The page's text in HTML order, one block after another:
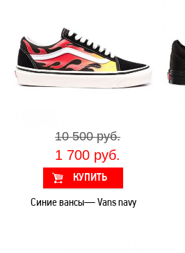
10 500 руб.
1 700 руб.
Синие вансы— Vans navy